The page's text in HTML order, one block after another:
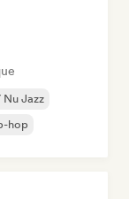
Jazz
hop